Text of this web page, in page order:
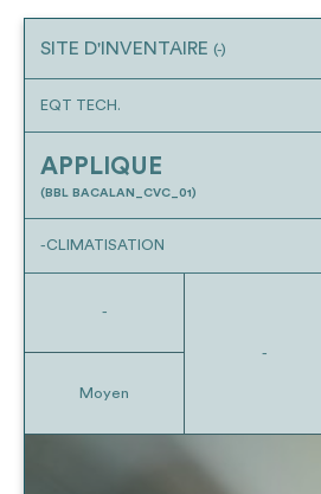
SITE D'INVENTAIRE (-)
EQT TECH.
APPLIQUE
(BBL BACALAN_CVC_01)
-CLIMATISATION
-
Moyen
-